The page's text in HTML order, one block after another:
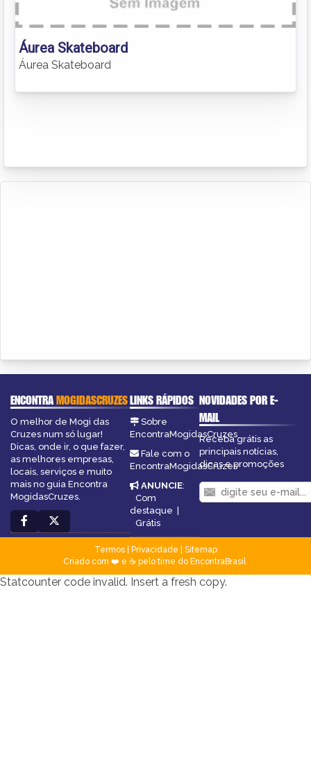
Áurea Skateboard
Áurea Skateboard
ENCONTRAMOGIDASCRUZES
O melhor de Mogi das
Cruzes num só lugar!
Dicas, onde ir, o que fazer,
as melhores empresas,
locais, serviços e muito
mais no guia Encontra
MogidasCruzes.
LINKS RÁPIDOS
Sobre
EncontraMogidasCruzes
Fale com o
EncontraMogidasCruzes
ANUNCIE:
Com
destaque |
Grátis
NOVIDADES POR E-
MAIL
Receba grátis as
principais notícias,
dicas e promoções
Termos| Privacidade
Sitemap
Criado com ❤️ e ☕ pelo time do EncontraBrasil
Statcounter code invalid. Insert a fresh copy.